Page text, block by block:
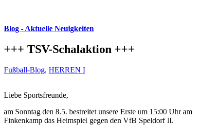
Blog - Aktuelle Neuigkeiten
+++ TSV-Schalaktion +++
Fußball-Blog, HERREN I
Liebe Sportsfreunde,
am Sonntag den 8.5. bestreitet unsere Erste um 15:00 Uhr am
Finkenkamp das Heimspiel gegen den VfB Speldorf II.